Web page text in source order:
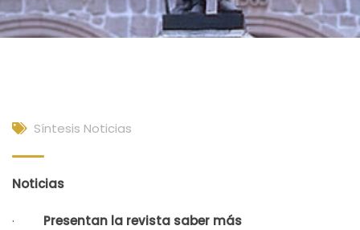
Síntesis Noticias
Noticias
· Presentan la revista saber más